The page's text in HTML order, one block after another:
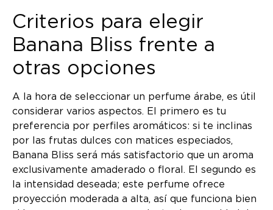
Criterios para elegir
Banana Bliss frente a
otras opciones
A la hora de seleccionar un perfume árabe, es útil
considerar varios aspectos. El primero es tu
preferencia por perfiles aromáticos: si te inclinas
por las frutas dulces con matices especiados,
Banana Bliss será más satisfactorio que un aroma
exclusivamente amaderado o floral. El segundo es
la intensidad deseada; este perfume ofrece
proyección moderada a alta, así que funciona bien